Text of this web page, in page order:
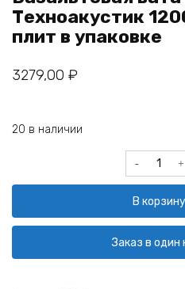
Техноакустик
плит в упаковке
3279,00 ₽
20 в наличии
Количество
товара
вата
В корзину
Заказ в один